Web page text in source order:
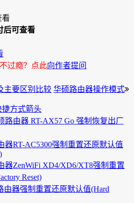
看
后可查看
过瘾？点此向作者提问
主要区别比较 华硕路由器操作模式
捷方式箭头
路由器 RT-AX57 Go 强制恢复出厂
器RT-AC5300强制重置还原默认值
器ZenWiFi XD4/XD6/XT8强制重置
Reset)
由器强制重置还原默认值(Hard